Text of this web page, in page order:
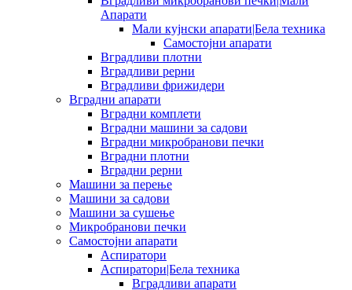
Апарати
Мали кујнски апарати|Бела техника
Самостојни апарати
Вградливи плотни
Вградливи рерни
Вградливи фрижидери
Вградни апарати
Вградни комплети
Вградни машини за садови
Вградни микробранови печки
Вградни плотни
Вградни рерни
Машини за перење
Машини за садови
Машини за сушење
Микробранови печки
Самостојни апарати
Аспиратори
Аспиратори|Бела техника
Вградливи апарати